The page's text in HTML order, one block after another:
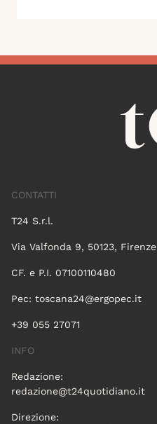
CONTATTI
T24 S.r.l.
Via Valfonda 9, 50123, Firenze
CF. e P.I. 07100110480
Pec: toscana24@ergopec.it
+39 055 27071
INFO
Redazione:
redazione@t24quotidiano.it
Direzione: